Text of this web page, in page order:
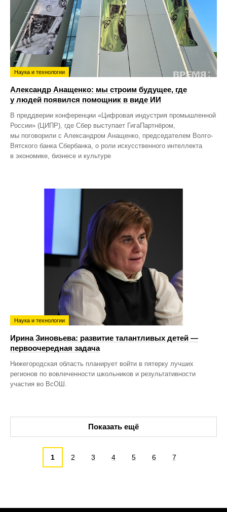
Наука и технологии
Александр Анащенко: мы строим будущее, где
у людей появился помощник в виде ИИ
В преддверии конференции «Цифровая индустрия промышленной
России» (ЦИПР), где Сбер выступает ГигаПартнёром,
мы поговорили с Александром Анащенко, председателем Волго-
Вятского банка Сбербанка, о роли искусственного интеллекта
в экономике, бизнесе и культуре
Наука и технологии
Ирина Зиновьева: развитие талантливых детей —
первоочередная задача
Нижегородская область планирует войти в пятерку лучших
регионов по вовлеченности школьников и результативности
участия во ВсОШ.
Показать ещё
1 2 3 4 5 6 7